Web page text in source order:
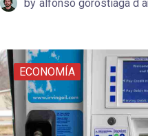
by alfonso gorostiaga d
ECONOMÍA